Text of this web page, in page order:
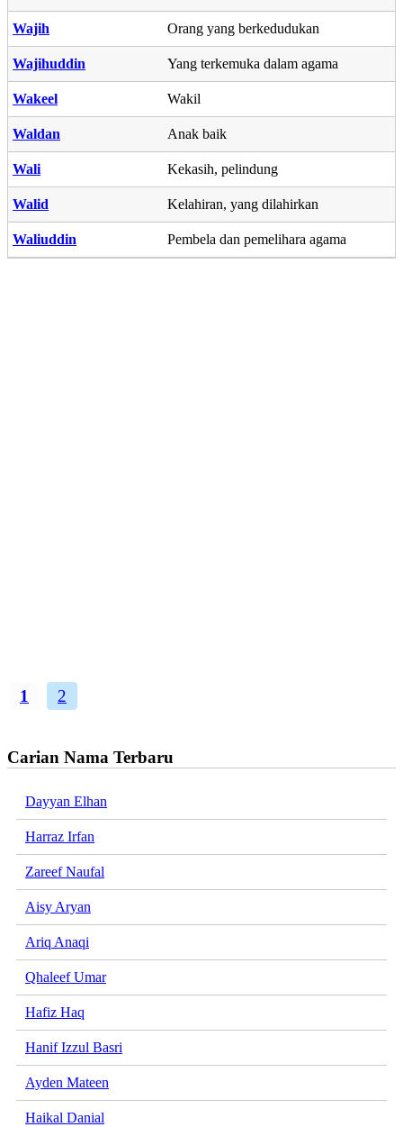
Wajih Orang yang berkedudukan
Wajihuddin Yang terkemuka dalam agama
Wakeel Wakil
Waldan Anak baik
Wali Kekasih, pelindung
Walid Kelahiran, yang dilahirkan
Waliuddin Pembela dan pemelihara agama
1 2
Carian Nama Terbaru
Dayyan Elhan
Harraz Irfan
Zareef Naufal
Aisy Aryan
Ariq Anaqi
Qhaleef Umar
Hafiz Haq
Hanif Izzul Basri
Ayden Mateen
Haikal Danial